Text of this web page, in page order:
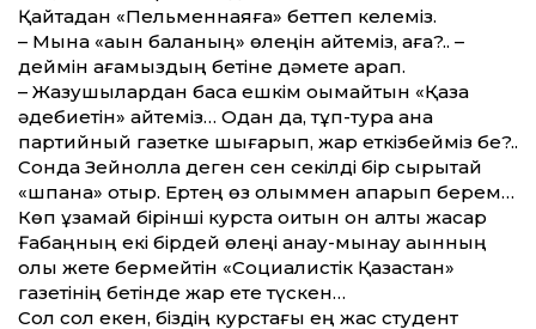
Қайтадан «Пельменнаяға» беттеп келеміз.
– Мына «ақын баланың» өлеңін қайтеміз, аға?.. –
деймін ағамыздың бетіне дәмете қарап.
– Жазушылардан басқа ешкім оқымайтын «Қазақ
әдебиетін» қайтеміз… Одан да, тұп-тура ана
партийный газетке шығарып, жарқ еткізбейміз бе?..
Сонда Зейнолла деген сен секілді бір сырықтай
«шпана» отыр. Ертең өз қолыммен апарып берем…
Көп ұзамай бірінші курста оқитын он алты жасар
Ғабаңның екі бірдей өлеңі анау-мынау ақынның
қолы жете бермейтін «Социалистік Қазақстан»
газетінің бетінде жарқ ете түскен…
Сол сол екен, біздің курстағы ең жас студент